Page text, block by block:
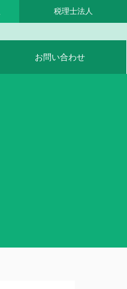
税理士法人
お問い合わせ